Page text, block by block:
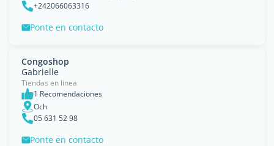
+242066063316
Ponte en contacto
Congoshop
Gabrielle
Tiendas en linea
1 Recomendaciones
Och
05 631 52 98
Ponte en contacto